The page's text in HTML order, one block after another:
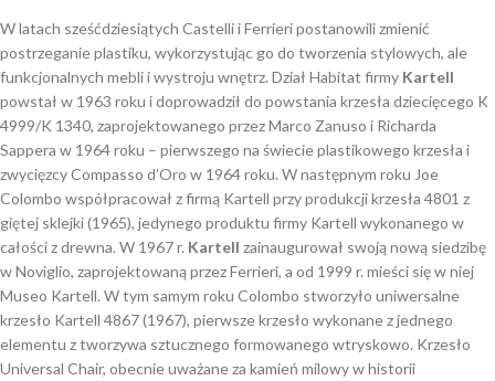
W latach sześćdziesiątych Castelli i Ferrieri postanowili zmienić
postrzeganie plastiku, wykorzystując go do tworzenia stylowych, ale
funkcjonalnych mebli i wystroju wnętrz. Dział Habitat firmy Kartell
powstał w 1963 roku i doprowadził do powstania krzesła dziecięcego K
4999/K 1340, zaprojektowanego przez Marco Zanuso i Richarda
Sappera w 1964 roku – pierwszego na świecie plastikowego krzesła i
zwycięzcy Compasso d’Oro w 1964 roku. W następnym roku Joe
Colombo współpracował z firmą Kartell przy produkcji krzesła 4801 z
giętej sklejki (1965), jedynego produktu firmy Kartell wykonanego w
całości z drewna. W 1967 r. Kartell zainaugurował swoją nową siedzibę
w Noviglio, zaprojektowaną przez Ferrieri, a od 1999 r. mieści się w niej
Museo Kartell. W tym samym roku Colombo stworzyło uniwersalne
krzesło Kartell 4867 (1967), pierwsze krzesło wykonane z jednego
elementu z tworzywa sztucznego formowanego wtryskowo. Krzesło
Universal Chair, obecnie uważane za kamień milowy w historii